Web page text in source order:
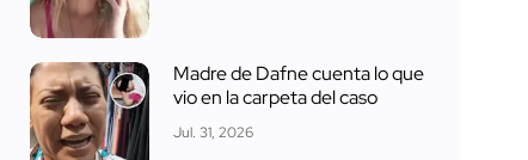
Madre de Dafne cuenta lo que
vio en la carpeta del caso
Jul. 31, 2026